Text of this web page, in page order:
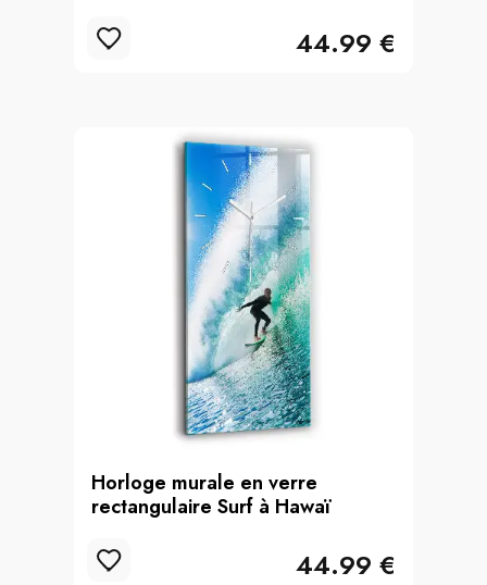
44.99 €
Horloge murale en verre
rectangulaire Surf à Hawaï
44.99 €